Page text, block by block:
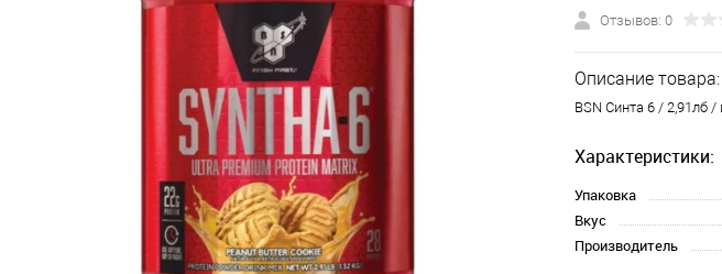
Отзывов: 0
Описание товара:
BSN Синта 6 / 2,91лб
Характеристики:
Упаковка
Вкус
Производитель